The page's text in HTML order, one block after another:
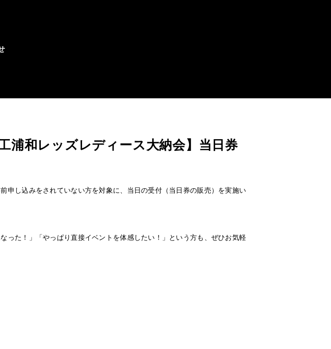
工浦和レッズレディース大納会】当日券
申し込みをされていない方を対象に、当日の受付（当日券の販売）を実施い
った！」「やっぱり直接イベントを体感したい！」という方も、ぜひお気軽